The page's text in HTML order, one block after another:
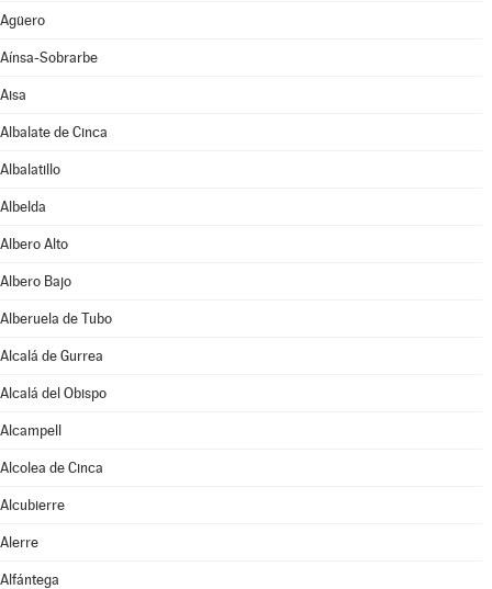
Agüero
Aínsa-Sobrarbe
Aisa
Albalate de Cinca
Albalatillo
Albelda
Albero Alto
Albero Bajo
Alberuela de Tubo
Alcalá de Gurrea
Alcalá del Obispo
Alcampell
Alcolea de Cinca
Alcubierre
Alerre
Alfántega